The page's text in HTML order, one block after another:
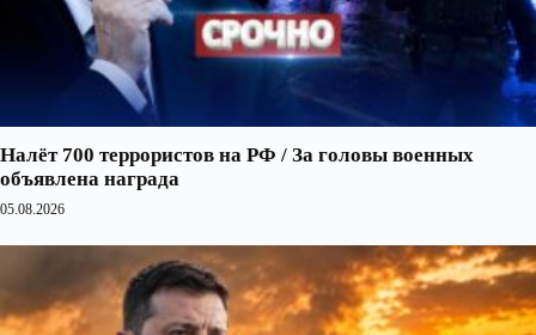
Налёт 700 террористов на РФ / За головы военных
объявлена награда
05.08.2026